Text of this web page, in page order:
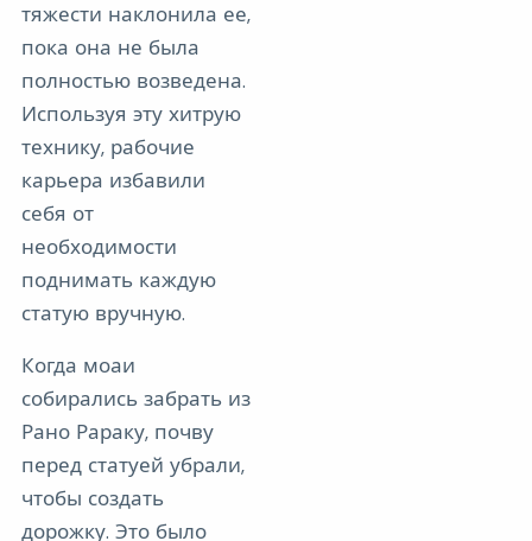
тяжести наклонила ее,
пока она не была
полностью возведена.
Используя эту хитрую
технику, рабочие
карьера избавили
себя от
необходимости
поднимать каждую
статую вручную.
Когда моаи
собирались забрать из
Рано Рараку, почву
перед статуей убрали,
чтобы создать
дорожку. Это было